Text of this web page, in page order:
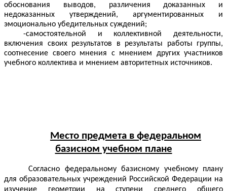
обоснования выводов, различения доказанных и
недоказанных утверждений, аргументированных и
эмоционально убедительных суждений;
-самостоятельной и коллективной деятельности,
включения своих результатов в результаты работы группы,
соотнесение своего мнения с мнением других участников
учебного коллектива и мнением авторитетных источников.
Место предмета в федеральном
базисном учебном плане
Согласно федеральному базисному учебному плану
для образовательных учреждений Российской Федерации на